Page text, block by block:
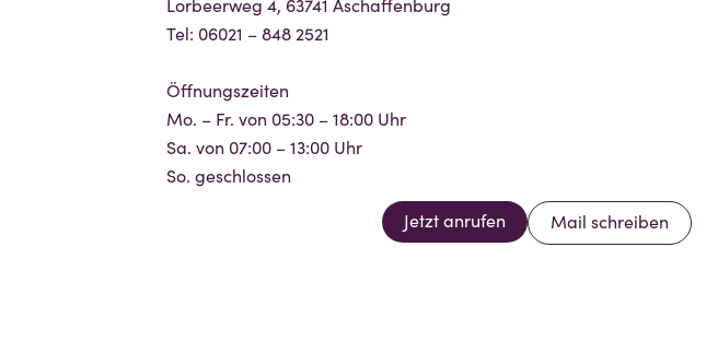
Lorbeerweg 4, 63741 Aschaffenburg
Tel: 06021 – 848 2521
Öffnungszeiten
Mo. – Fr. von 05:30 – 18:00 Uhr
Sa. von 07:00 – 13:00 Uhr
So. geschlossen
Mail schreiben
Jetzt anrufen